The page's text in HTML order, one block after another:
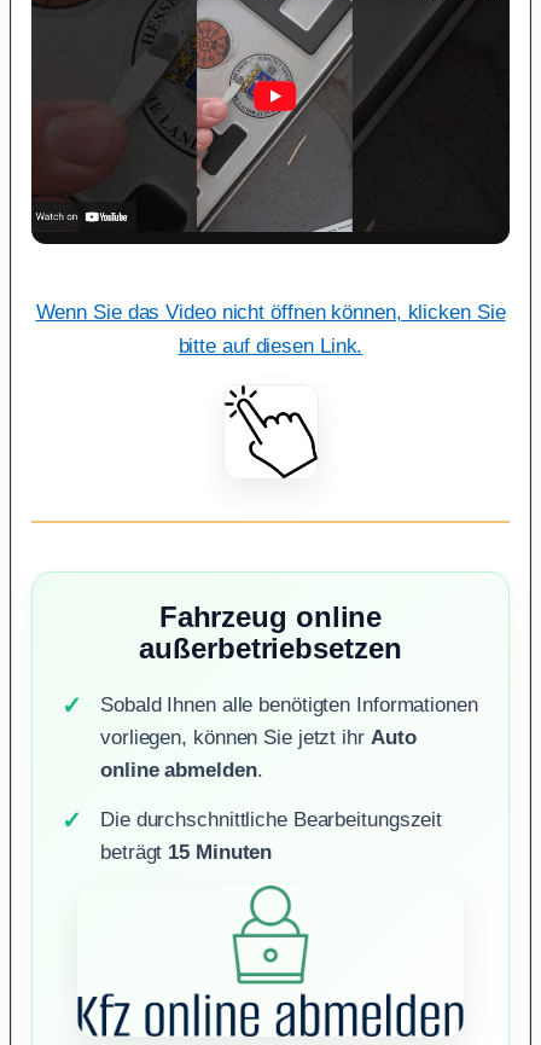
Wenn Sie das Video nicht öffnen können, klicken Sie
bitte auf diesen Link.
Fahrzeug online
außerbetriebsetzen
Sobald Ihnen alle benötigten Informationen
vorliegen, können Sie jetzt ihr Auto
online abmelden.
Die durchschnittliche Bearbeitungszeit
beträgt 15 Minuten